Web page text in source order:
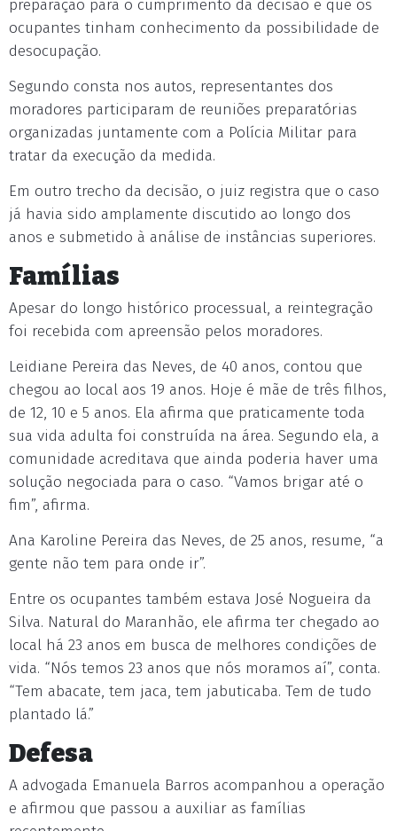
preparação para o cumprimento da decisão e que os
ocupantes tinham conhecimento da possibilidade de
desocupação.
Segundo consta nos autos, representantes dos
moradores participaram de reuniões preparatórias
organizadas juntamente com a Polícia Militar para
tratar da execução da medida.
Em outro trecho da decisão, o juiz registra que o caso
já havia sido amplamente discutido ao longo dos
anos e submetido à análise de instâncias superiores.
Famílias
Apesar do longo histórico processual, a reintegração
foi recebida com apreensão pelos moradores.
Leidiane Pereira das Neves, de 40 anos, contou que
chegou ao local aos 19 anos. Hoje é mãe de três filhos,
de 12, 10 e 5 anos. Ela afirma que praticamente toda
sua vida adulta foi construída na área. Segundo ela, a
comunidade acreditava que ainda poderia haver uma
solução negociada para o caso. “Vamos brigar até o
fim”, afirma.
Ana Karoline Pereira das Neves, de 25 anos, resume, “a
gente não tem para onde ir”.
Entre os ocupantes também estava José Nogueira da
Silva. Natural do Maranhão, ele afirma ter chegado ao
local há 23 anos em busca de melhores condições de
vida. “Nós temos 23 anos que nós moramos aí”, conta.
“Tem abacate, tem jaca, tem jabuticaba. Tem de tudo
plantado lá.”
Defesa
A advogada Emanuela Barros acompanhou a operação
e afirmou que passou a auxiliar as famílias